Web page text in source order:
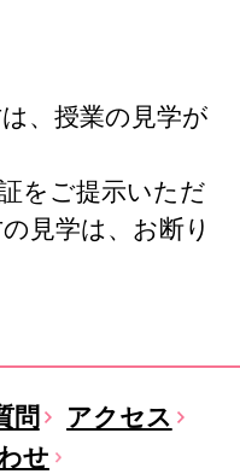
、授業の見学が
をご提示いただ
見学は、お断り
問
アクセス
せ